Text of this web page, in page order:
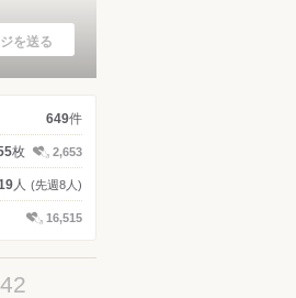
を送る
649件
枚 2,653
人 (先週8人)
16,515